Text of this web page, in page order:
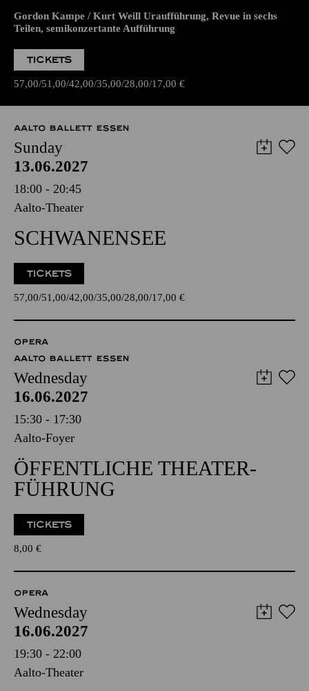
Gordon Kampe / Kurt Weill Uraufführung, Revue in sechs
Teilen, semikonzertante Aufführung
TICKETS
57,00 51,00 42,00 35,00 28,00 17,00 €
AALTO BALLETT ESSEN
Sunday
13.06.2027
18:00 - 20:45
Aalto-Theater
SCHWANENSEE
TICKETS
57,00 51,00 42,00 35,00 28,00 17,00 €
OPERA
AALTO BALLETT ESSEN
Wednesday
16.06.2027
15:30 - 17:30
Aalto-Foyer
ÖFFENTLICHE THEATER­
FÜHRUNG
TICKETS
8,00 €
OPERA
Wednesday
16.06.2027
19:30 - 22:00
Aalto-Theater